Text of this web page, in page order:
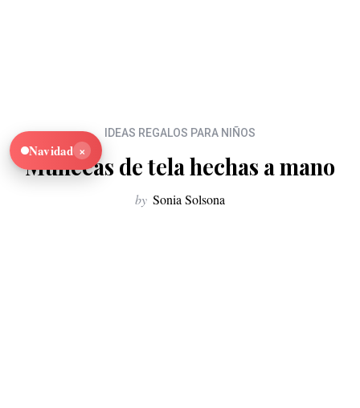
IDEAS REGALOS PARA NIÑOS
Muñecas de tela hechas a mano
by Sonia Solsona
Navidad ×